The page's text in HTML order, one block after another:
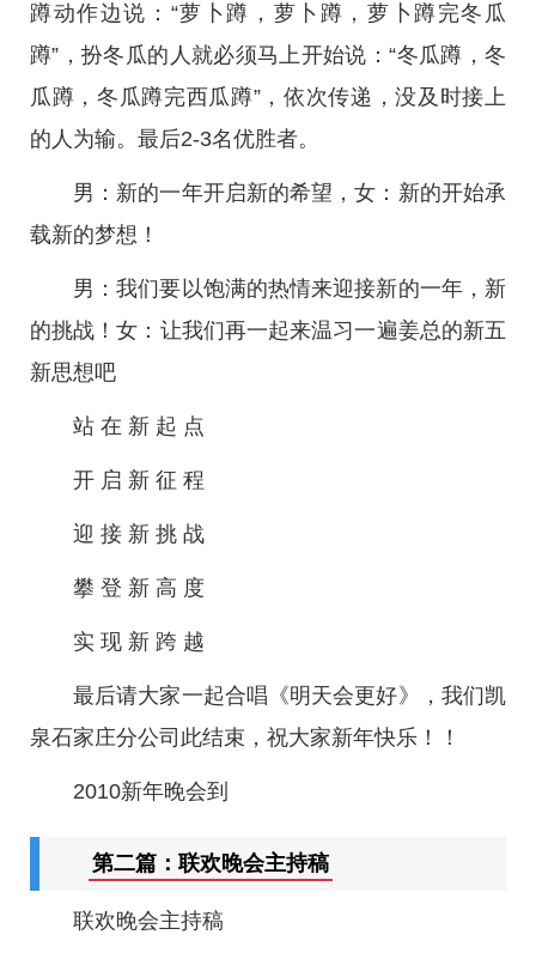
蹲动作边说：“萝卜蹲，萝卜蹲，萝卜蹲完冬瓜
蹲”，扮冬瓜的人就必须马上开始说：“冬瓜蹲，冬
瓜蹲，冬瓜蹲完西瓜蹲”，依次传递，没及时接上
的人为输。最后2-3名优胜者。
男：新的一年开启新的希望，女：新的开始承
载新的梦想！
男：我们要以饱满的热情来迎接新的一年，新
的挑战！女：让我们再一起来温习一遍姜总的新五
新思想吧
站 在 新 起 点
开 启 新 征 程
迎 接 新 挑 战
攀 登 新 高 度
实 现 新 跨 越
最后请大家一起合唱《明天会更好》，我们凯
泉石家庄分公司此结束，祝大家新年快乐！！
2010新年晚会到
第二篇：联欢晚会主持稿
联欢晚会主持稿